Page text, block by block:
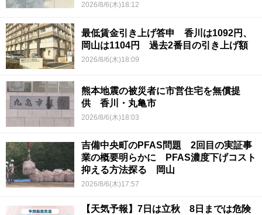
2026/8/6(木)18:12
最低賃金引き上げ答申 香川は1092円、
岡山は1104円 過去2番目の引き上げ額
2026/8/6(木)18:09
熊本地震の被災者に市営住宅を無償提
供 香川・丸亀市
2026/8/6(木)18:03
吉備中央町のPFAS問題 2回目の実証事
業の概要明らかに PFAS濃度下げコスト
抑える方法探る 岡山
2026/8/6(木)17:57
【天気予報】7日は立秋 8日までは危険